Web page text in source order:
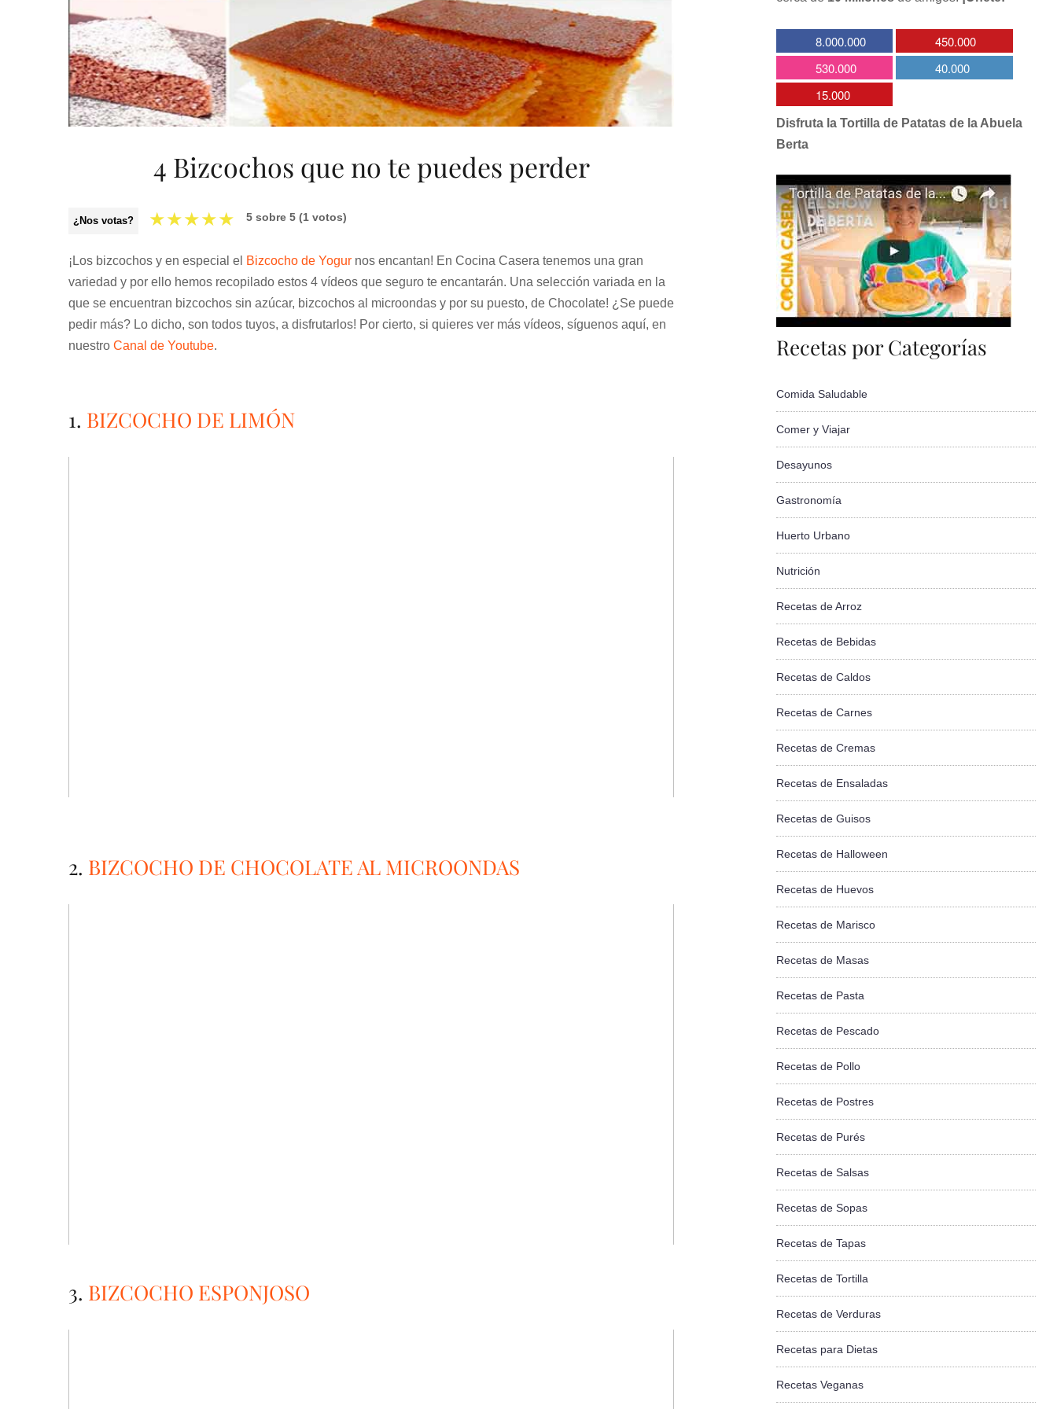
4 Bizcochos que no te puedes perder
¿Nos votas? ★★★★★ 5 sobre 5 (1 votos)
¡Los bizcochos y en especial el Bizcocho de Yogur nos encantan! En Cocina Casera tenemos una gran
variedad y por ello hemos recopilado estos 4 vídeos que seguro te encantarán. Una selección variada en la
que se encuentran bizcochos sin azúcar, bizcochos al microondas y por su puesto, de Chocolate! ¿Se puede
pedir más? Lo dicho, son todos tuyos, a disfrutarlos! Por cierto, si quieres ver más vídeos, síguenos aquí, en
nuestro Canal de Youtube.
1. BIZCOCHO DE LIMÓN
2. BIZCOCHO DE CHOCOLATE AL MICROONDAS
3. BIZCOCHO ESPONJOSO
8.000.000
450.000
530.000
40.000
15.000
Disfruta la Tortilla de Patatas de la Abuela
Berta
Recetas por Categorías
Comida Saludable
Comer y Viajar
Desayunos
Gastronomía
Huerto Urbano
Nutrición
Recetas de Arroz
Recetas de Bebidas
Recetas de Caldos
Recetas de Carnes
Recetas de Cremas
Recetas de Ensaladas
Recetas de Guisos
Recetas de Halloween
Recetas de Huevos
Recetas de Marisco
Recetas de Masas
Recetas de Pasta
Recetas de Pescado
Recetas de Pollo
Recetas de Postres
Recetas de Purés
Recetas de Salsas
Recetas de Sopas
Recetas de Tapas
Recetas de Tortilla
Recetas de Verduras
Recetas para Dietas
Recetas Veganas